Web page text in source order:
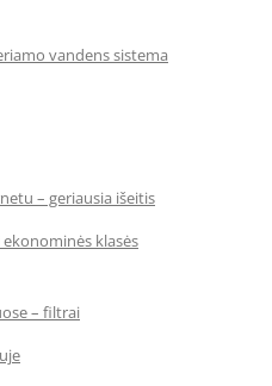
vandens sistema
– geriausia išeitis
klasės
– filtrai